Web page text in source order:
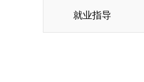
就业指导